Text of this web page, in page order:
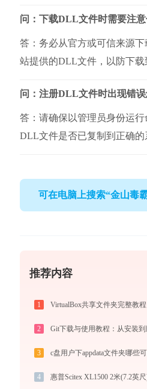
问：下载DLL文件时需要注意
答：务必从官方或可信来源
站提供的DLL文件，以防下载
问：注册DLL文件时出现错误
答：请确保以管理员身份运
DLL文件是否已复制到正确的
可在电脑上搜索“金山毒
推荐内容
1 VirtualBox共享文件夹完整教
2 Git下载与使用教程：从安装
3 c盘用户下appdata文件夹哪些
4